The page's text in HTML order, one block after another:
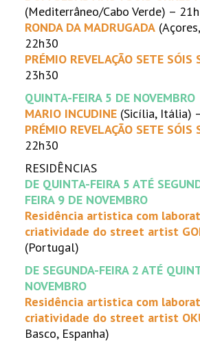
(Mediterrâneo/Cabo Verde) –
RONDA DA MADRUGADA
22h30
PRÉMIO REVELAÇÃO SETE SÓIS
23h30
QUINTA-FEIRA 5 DE NOVEMBRO
MARIO INCUDINE (Sicília, Itália)
PRÉMIO REVELAÇÃO SETE SÓIS
22h30
RESIDÊNCIAS
DE QUINTA-FEIRA 5 ATÉ
FEIRA 9 DE NOVEMBRO
Residência artistica com
criatividade do street artist
(Portugal)
DE SEGUNDA-FEIRA 2 ATÉ
NOVEMBRO
Residência artistica com
criatividade do street artist
Basco, Espanha)